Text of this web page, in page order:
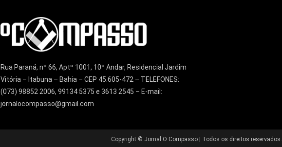
Rua Paraná, nº 66, Aptº 1001, 10º Andar, Residencial Jardim
Vitória – Itabuna – Bahia – CEP 45.605-472 – TELEFONES:
(073) 98852 2006, 99134 5375 e 3613 2545 – E-mail:
jornalocompasso@gmail.com
Copyright © Jornal O Compasso | Todos os direitos reservados.